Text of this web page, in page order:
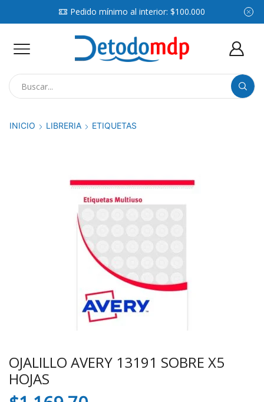
Pedido mínimo al interior: $100.000
INICIO LIBRERIA ETIQUETAS
OJALILLO AVERY 13191 SOBRE X5
HOJAS